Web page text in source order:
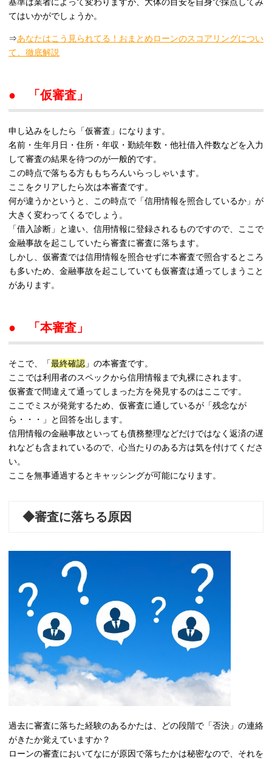
基準は業者によって変わりますが、大体の目安を自身で採点してみ
てはいかがでしょうか。
⇒あなたはこう見られてる！おまとめローンのスコアリングについ
て、徹底解説
● 「仮審査」
申し込みをしたら「仮審査」になります。
名前・生年月日・住所・年収・勤続年数・他社借入件数などを入力
して審査の結果を待つのが一般的です。
この時点で落ちる方ももちろんいらっしゃいます。
ここをクリアしたら次は本審査です。
何が違うかというと、この時点で「信用情報を照合しているか」が
大きく変わってくるでしょう。
「借入診断」と違い、信用情報に登録されるものですので、ここで
金融事故を起こしていたら審査に審査に落ちます。
しかし、仮審査では信用情報を照合せずに本審査で照合するところ
も多いため、金融事故を起こしていても仮審査は通ってしまうこと
があります。
● 「本審査」
そこで、「最終確認 」の本審査です。
ここでは利用者のスペックから信用情報まで丸裸にされます。
仮審査で間違えて通ってしまった方を発見するのはここです。
ここでミスが発覚するため、仮審査に通しているが「残念なが
ら・・・」と回答を出します。
信用情報の金融事故といっても債務整理などだけではなく返済の遅
れなども含まれているので、心当たりのある方は気を付けてくださ
い。
ここを無事通過するとキャッシングが可能になります。
◆審査に落ちる原因
過去に審査に落ちた経験のあるかたは、どの段階で「否決」の連絡
がきたか覚えていますか？
ローンの審査においてなにが原因で落ちたかは秘密なので、それを